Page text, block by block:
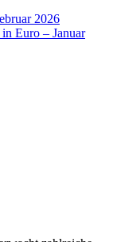
2026
Euro – Januar